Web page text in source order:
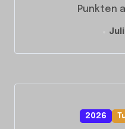
Punkten
2026